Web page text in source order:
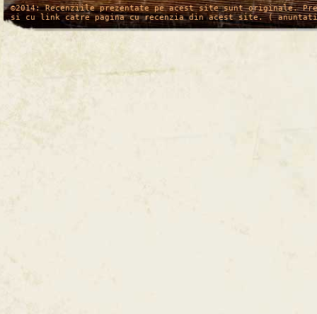
/* */
©2014: Recenziile prezentate pe acest site sunt originale.
si cu link catre pagina cu recenzia din acest site. (